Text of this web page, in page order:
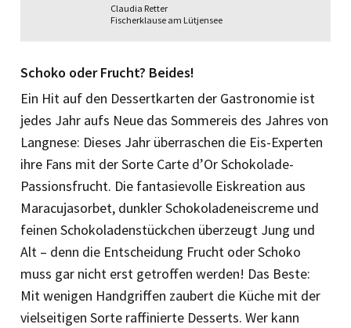
Claudia Retter
Fischerklause am Lütjensee
Schoko oder Frucht? Beides!
Ein Hit auf den Dessertkarten der Gastronomie ist
jedes Jahr aufs Neue das Sommereis des Jahres von
Langnese: Dieses Jahr überraschen die Eis-Experten
ihre Fans mit der Sorte Carte d’Or Schokolade-
Passionsfrucht. Die fantasievolle Eis­kreation aus
Maracujasorbet, dunkler Schokoladeneiscreme und
feinen Schokoladenstückchen überzeugt Jung und
Alt – denn die Entscheidung Frucht oder Schoko
muss gar nicht erst getroffen werden! Das Beste:
Mit wenigen Handgriffen zaubert die Küche mit der
vielseitigen Sorte raffinierte Desserts. Wer kann